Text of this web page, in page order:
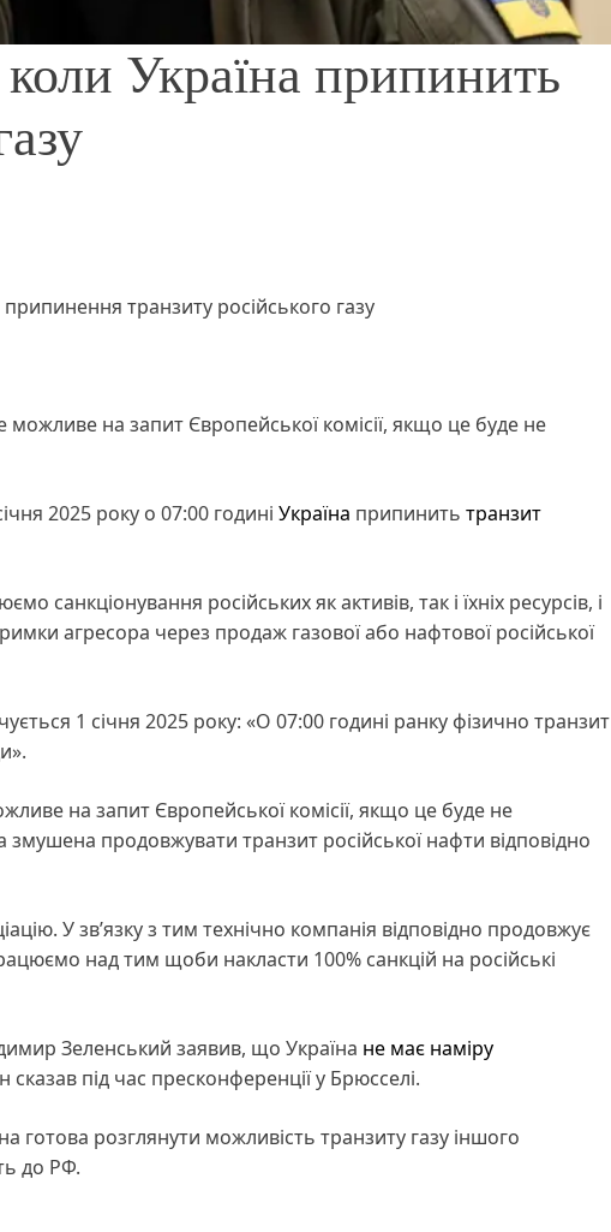
Україна припинить
транзиту російського газу
на запит Європейської комісії, якщо це буде не
2025 року о 07:00 годині Україна припинить транзит
санкціонування російських як активів, так і їхніх ресурсів, і
агресора через продаж газової або нафтової російської
1 січня 2025 року: «О 07:00 годині ранку фізично транзит
на запит Європейської комісії, якщо це буде не
продовжувати транзит російської нафти відповідно
У зв’язку з тим технічно компанія відповідно продовжує
над тим щоби накласти 100% санкцій на російські
Зеленський заявив, що Україна не має наміру
сказав під час пресконференції у Брюсселі.
готова розглянути можливість транзиту газу іншого
до РФ.